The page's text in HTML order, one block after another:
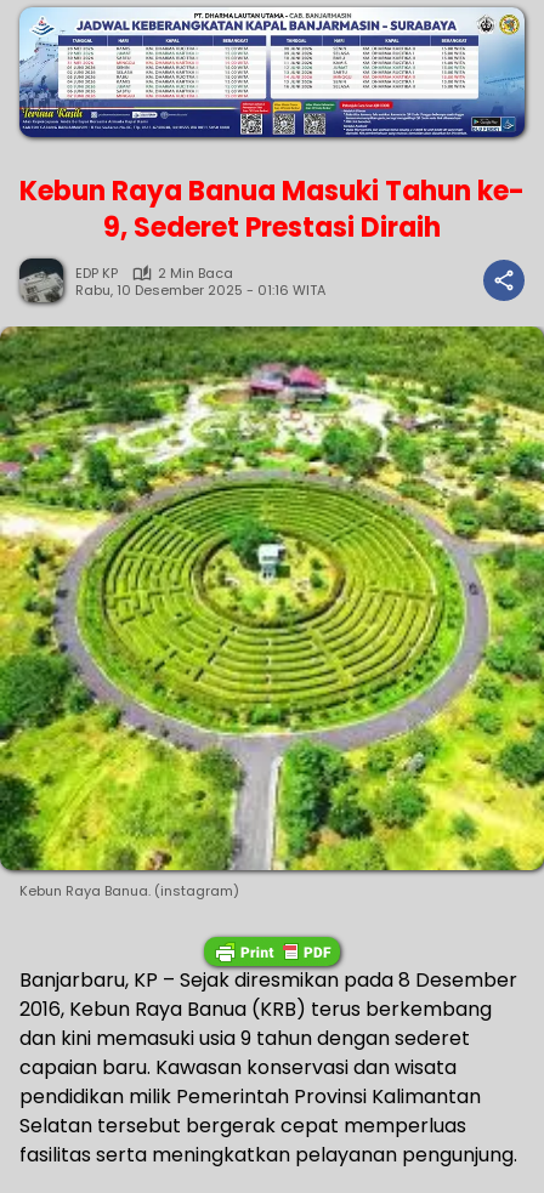
Kebun Raya Banua Masuki Tahun ke-
9, Sederet Prestasi Diraih
EDP KP
2 Min Baca
Rabu, 10 Desember 2025 - 01:16 WITA
Kebun Raya Banua. (instagram)
Banjarbaru, KP – Sejak diresmikan pada 8 Desember
2016, Kebun Raya Banua (KRB) terus berkembang
dan kini memasuki usia 9 tahun dengan sederet
capaian baru. Kawasan konservasi dan wisata
pendidikan milik Pemerintah Provinsi Kalimantan
Selatan tersebut bergerak cepat memperluas
fasilitas serta meningkatkan pelayanan pengunjung.